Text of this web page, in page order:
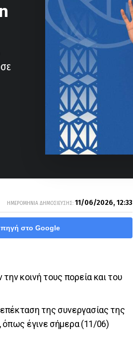
ΗΜΕΡΟΜΗΝΙΑ ΔΗΜΟΣΙΕΥΣΗΣ: 11/06/2026, 12:33
στο Google
κοινή τους πορεία και του
της συνεργασίας της
όπως έγινε σήμερα (11/06)